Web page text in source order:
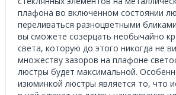
плафона во включенном состоянии
переливаться разноцветными
вы сможете созерцать необычайно
света, которую до этого никогда не
множеству зазоров на плафоне
люстры будет максимальной.
изюминкой люстры является то, что